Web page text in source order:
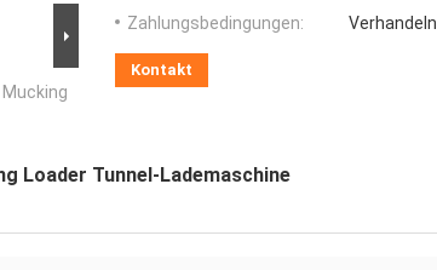
Zahlungsbedingungen:
Verhandeln
Kontakt
Loader Tunnel-Lademaschine